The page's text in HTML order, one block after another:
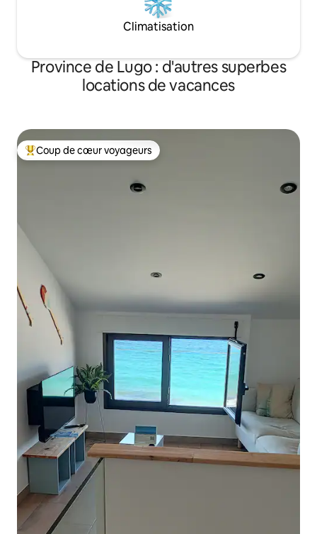
Climatisation
Province de Lugo : d'autres superbes
locations de vacances
Coups de cœur voyageurs les plus appréciés
Coup de cœur voyageurs